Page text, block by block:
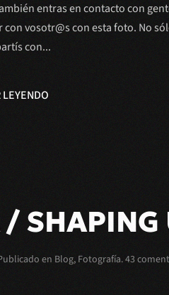
entras en contacto con
vosotr@s con esta foto. No
con...
SHAPING
en Blog, Fotografía.43